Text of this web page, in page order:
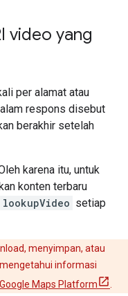
video yang
per alamat atau
respons disebut
berakhir setelah
karena itu, untuk
konten terbaru
lookupVideo setiap
menyimpan, atau
informasi
Maps Platform